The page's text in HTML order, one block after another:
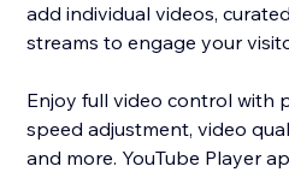
add individual videos,
streams to engage your
Enjoy full video control with
speed adjustment, video
and more. YouTube Player